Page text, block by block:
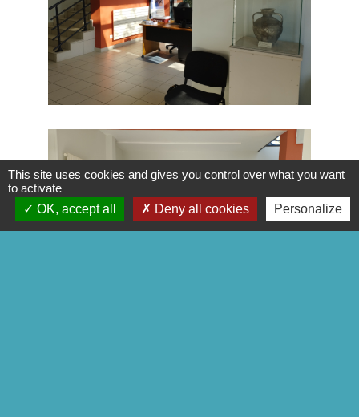
This site uses cookies and gives you control over what you want
to activate
OK, accept all
Deny all cookies Personalize